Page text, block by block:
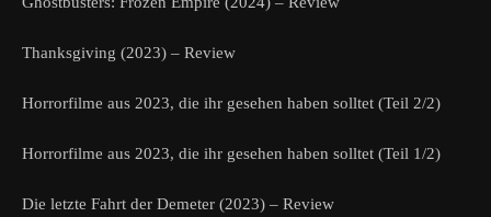
Thanksgiving (2023) – Review
Horrorfilme aus 2023, die ihr gesehen haben solltet (Teil 2/2)
Horrorfilme aus 2023, die ihr gesehen haben solltet (Teil 1/2)
Die letzte Fahrt der Demeter (2023) – Review